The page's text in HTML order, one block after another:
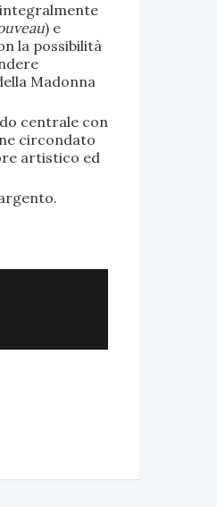
) e
la possibilità
Madonna
centrale con
circondato
artistico ed